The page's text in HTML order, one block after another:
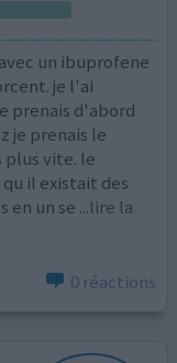
un ibuprofene
je l'ai
prenais d'abord
je prenais le
vite. le
il existait des
en un se ...lire la
0 réactions